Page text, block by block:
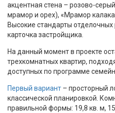
акцентная стена – розово-
мрамор и орех), «Мрамор
Высокие стандарты отделочных
карточка застройщика.
На данный момент в проекте
трехкомнатных квартир,
доступных по программе
Первый вариант – просторный
классической планировкой.
правильной формы: 19,8 кв. м,